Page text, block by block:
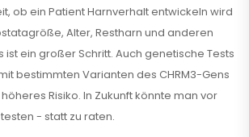
ob ein Patient Harnverhalt entwickeln wird
Alter, Restharn und anderen
ist ein großer Schritt. Auch genetische Tests
bestimmten Varianten des CHRM3-Gens
Risiko. In Zukunft könnte man vor
- statt zu raten.